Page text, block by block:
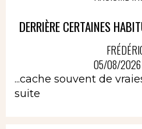
DERRIÈRE CERTAINES
05/08/2026
...cache souvent de
suite